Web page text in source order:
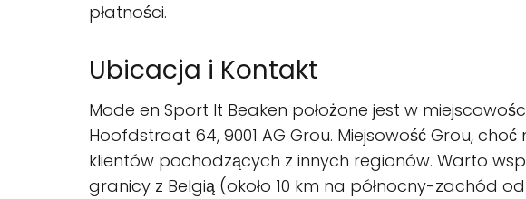
płatności.
Ubicacja i Kontakt
Mode en Sport It Beaken położone jest w
Hoofdstraat 64, 9001 AG Grou. Miejsowość Grou,
klientów pochodzących z innych regionów. Warto
granicy z Belgią (około 10 km na północny-zachód